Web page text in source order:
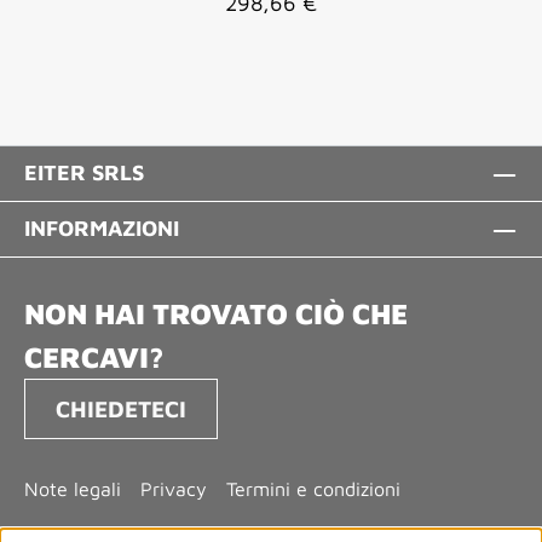
EITER SRLS
INFORMAZIONI
NON HAI TROVATO CIÒ CHE
CERCAVI?
CHIEDETECI
Note legali Privacy Termini e condizioni